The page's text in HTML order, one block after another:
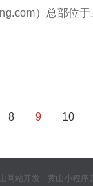
）总部位
限公司创办的国
体检报告解读、
生在线解答等售
8 9 10
网站开发 黄山小程序